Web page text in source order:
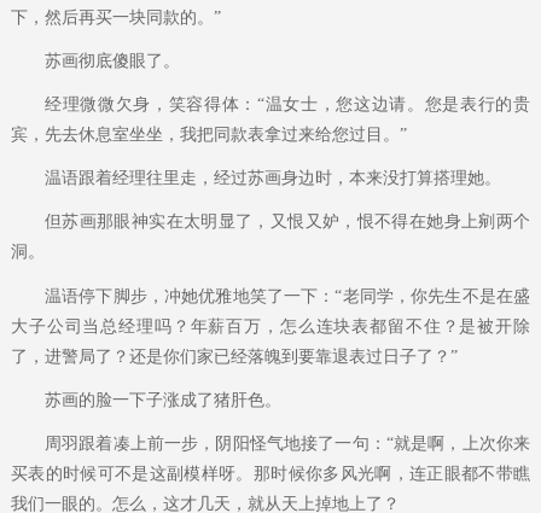
下，然后再买一块同款的。”
苏画彻底傻眼了。
经理微微欠身，笑容得体：“温女士，您这边请。您是表行的贵
宾，先去休息室坐坐，我把同款表拿过来给您过目。”
温语跟着经理往里走，经过苏画身边时，本来没打算搭理她。
但苏画那眼神实在太明显了，又恨又妒，恨不得在她身上剜两个
洞。
温语停下脚步，冲她优雅地笑了一下：“老同学，你先生不是在盛
大子公司当总经理吗？年薪百万，怎么连块表都留不住？是被开除
了，进警局了？还是你们家已经落魄到要靠退表过日子了？”
苏画的脸一下子涨成了猪肝色。
周羽跟着凑上前一步，阴阳怪气地接了一句：“就是啊，上次你来
买表的时候可不是这副模样呀。那时候你多风光啊，连正眼都不带瞧
我们一眼的。怎么，这才几天，就从天上掉地上了？